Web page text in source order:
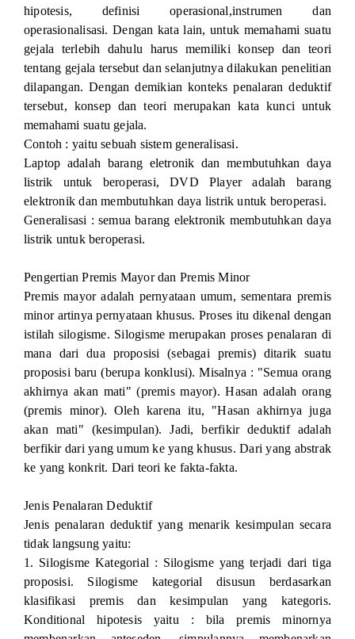
hipotesis, definisi operasional,instrumen dan
operasionalisasi. Dengan kata lain, untuk memahami suatu
gejala terlebih dahulu harus memiliki konsep dan teori
tentang gejala tersebut dan selanjutnya dilakukan penelitian
dilapangan. Dengan demikian konteks penalaran deduktif
tersebut, konsep dan teori merupakan kata kunci untuk
memahami suatu gejala.
Contoh : yaitu sebuah sistem generalisasi.
Laptop adalah barang eletronik dan membutuhkan daya
listrik untuk beroperasi, DVD Player adalah barang
elektronik dan membutuhkan daya listrik untuk beroperasi.
Generalisasi : semua barang elektronik membutuhkan daya
listrik untuk beroperasi.
Pengertian Premis Mayor dan Premis Minor
Premis mayor adalah pernyataan umum, sementara premis
minor artinya pernyataan khusus. Proses itu dikenal dengan
istilah silogisme. Silogisme merupakan proses penalaran di
mana dari dua proposisi (sebagai premis) ditarik suatu
proposisi baru (berupa konklusi). Misalnya : "Semua orang
akhirnya akan mati" (premis mayor). Hasan adalah orang
(premis minor). Oleh karena itu, "Hasan akhirnya juga
akan mati" (kesimpulan). Jadi, berfikir deduktif adalah
berfikir dari yang umum ke yang khusus. Dari yang abstrak
ke yang konkrit. Dari teori ke fakta-fakta.
Jenis Penalaran Deduktif
Jenis penalaran deduktif yang menarik kesimpulan secara
tidak langsung yaitu:
1. Silogisme Kategorial : Silogisme yang terjadi dari tiga
proposisi. Silogisme kategorial disusun berdasarkan
klasifikasi premis dan kesimpulan yang kategoris.
Konditional hipotesis yaitu : bila premis minornya